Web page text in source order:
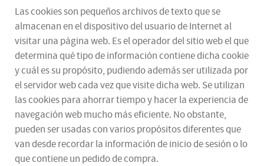
Las cookies son pequeños archivos de texto que se
almacenan en el dispositivo del usuario de Internet al
visitar una página web. Es el operador del sitio web el que
determina qué tipo de información contiene dicha cookie
y cuál es su propósito, pudiendo además ser utilizada por
el servidor web cada vez que visite dicha web. Se utilizan
las cookies para ahorrar tiempo y hacer la experiencia de
navegación web mucho más eficiente. No obstante,
pueden ser usadas con varios propósitos diferentes que
van desde recordar la información de inicio de sesión o lo
que contiene un pedido de compra.